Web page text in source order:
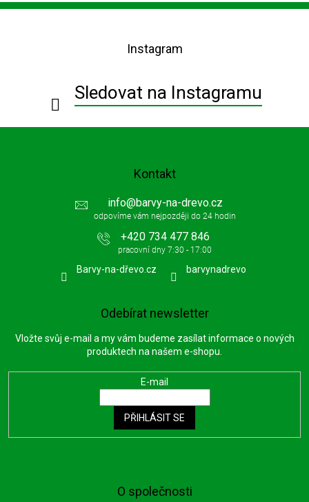
Z
Instagram
Sledovat na Instagramu
O společnosti
Kontakt
info@barvy-na-drevo.cz
+420 734 477 846
Barvy-na-dřevo.cz barvynadrevo
Odebírat newsletter
Vložte svůj e-mail a my vám budeme zasílat informace o nových
produktech na našem e-shopu.
E-mail
PŘIHLÁSIT SE